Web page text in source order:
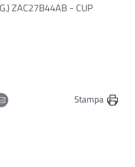
ZAC27B44AB - CUP
pagina su Facebook
questa pagina su Twitter
questa pagina su Linkedin
Condividi questa pagina via
Stampa